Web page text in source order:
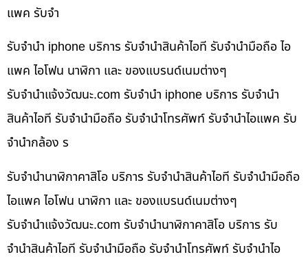
แพค รับจำ
รับจำนำ iphone บริการ รับจำนำสินค้าไอที รับจำนำมือถือ ไอ
แพค ไอโฟน นาฬิกา และ ของแบรนด์เนมต่างๆ
รับจํานําแจ้งวัฒนะ.com รับจำนำ iphone บริการ รับจำนำ
สินค้าไอที รับจำนำมือถือ รับจำนำโทรศัพท์ รับจำนำไอแพค รับ
จำนำกล้อง ร
รับจำนำนาฬิกาคาสิโอ บริการ รับจำนำสินค้าไอที รับจำนำมือถือ
ไอแพค ไอโฟน นาฬิกา และ ของแบรนด์เนมต่างๆ
รับจํานําแจ้งวัฒนะ.com รับจำนำนาฬิกาคาสิโอ บริการ รับ
จำนำสินค้าไอที รับจำนำมือถือ รับจำนำโทรศัพท์ รับจำนำไอ